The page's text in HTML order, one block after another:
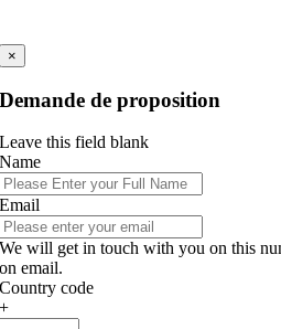
×
Demande de proposition
Leave this field blank
Name
Email
We will get in touch with you on this
on email.
Country code
+